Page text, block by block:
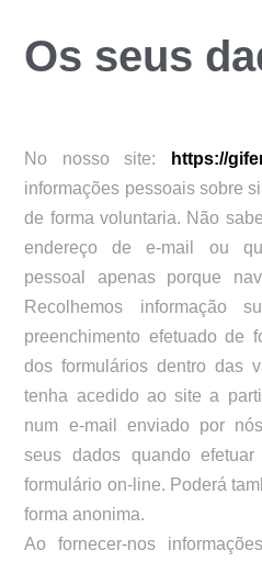
Os seus
No nosso site: https://
informações pessoais sobre
de forma voluntaria. Não
endereço de e-mail ou
pessoal apenas porque
Recolhemos informação
preenchimento efetuado de
dos formulários dentro das
tenha acedido ao site a
num e-mail enviado por
seus dados quando
formulário on-line. Poderá
forma anonima.
Ao fornecer-nos